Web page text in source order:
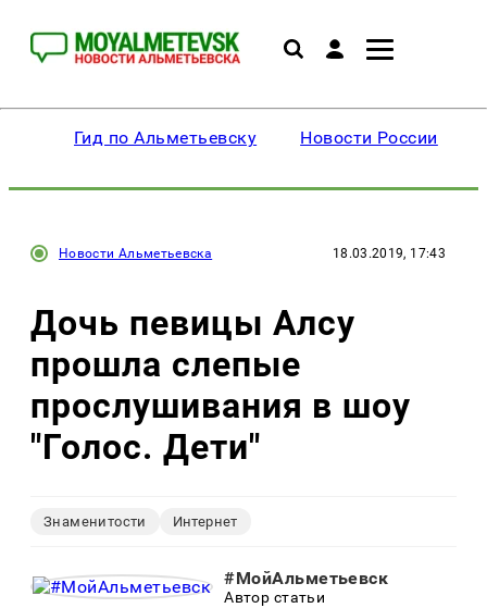
Гид по Альметьевску Новости России
Новости Альметьевска 18.03.2019, 17:43
Дочь певицы Алсу
прошла слепые
прослушивания в шоу
"Голос. Дети"
Знаменитости Интернет
#МойАльметьевск
Автор статьи